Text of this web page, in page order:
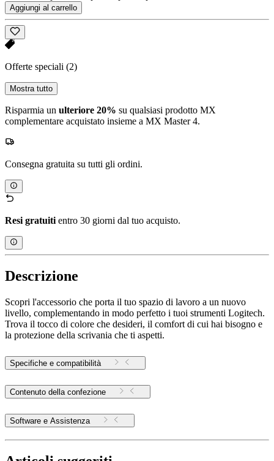
Aggiungi al carrello
Offerte speciali (2)
Mostra tutto
Risparmia un ulteriore 20% su qualsiasi prodotto MX
complementare acquistato insieme a MX Master 4.
Consegna gratuita su tutti gli ordini.
Resi gratuiti entro 30 giorni dal tuo acquisto.
Descrizione
Scopri l'accessorio che porta il tuo spazio di lavoro a un nuovo
livello, complementando in modo perfetto i tuoi strumenti Logitech.
Trova il tocco di colore che desideri, il comfort di cui hai bisogno e
la protezione della scrivania che ti aspetti.
Specifiche e compatibilità
Contenuto della confezione
Software e Assistenza